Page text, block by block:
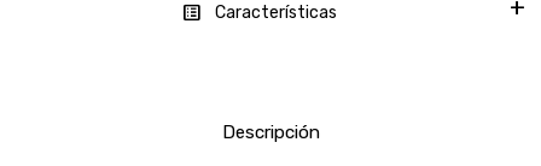
Características
Descripción